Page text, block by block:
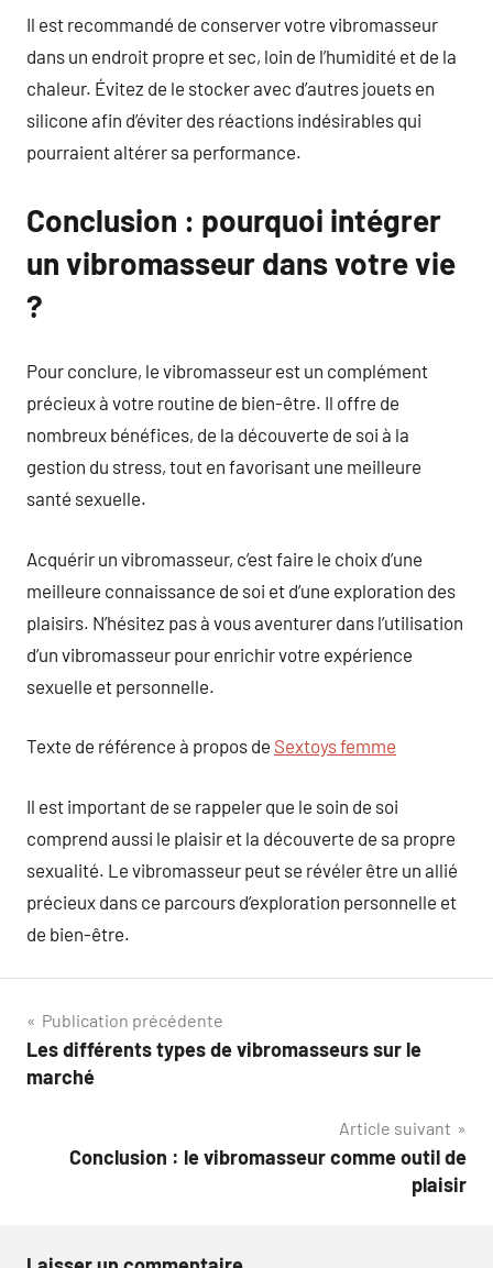
Il est recommandé de conserver votre vibromasseur
dans un endroit propre et sec, loin de l’humidité et de la
chaleur. Évitez de le stocker avec d’autres jouets en
silicone afin d’éviter des réactions indésirables qui
pourraient altérer sa performance.
Conclusion : pourquoi intégrer
un vibromasseur dans votre vie
?
Pour conclure, le vibromasseur est un complément
précieux à votre routine de bien-être. Il offre de
nombreux bénéfices, de la découverte de soi à la
gestion du stress, tout en favorisant une meilleure
santé sexuelle.
Acquérir un vibromasseur, c’est faire le choix d’une
meilleure connaissance de soi et d’une exploration des
plaisirs. N’hésitez pas à vous aventurer dans l’utilisation
d’un vibromasseur pour enrichir votre expérience
sexuelle et personnelle.
Texte de référence à propos de Sextoys femme
Il est important de se rappeler que le soin de soi
comprend aussi le plaisir et la découverte de sa propre
sexualité. Le vibromasseur peut se révéler être un allié
précieux dans ce parcours d’exploration personnelle et
de bien-être.
Navigation
de
Publication précédente
Les différents types de vibromasseurs sur le
marché
Article suivant
Conclusion : le vibromasseur comme outil de
plaisir